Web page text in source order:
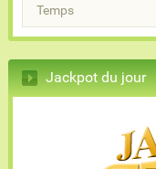
Temps
Jackpot du jour